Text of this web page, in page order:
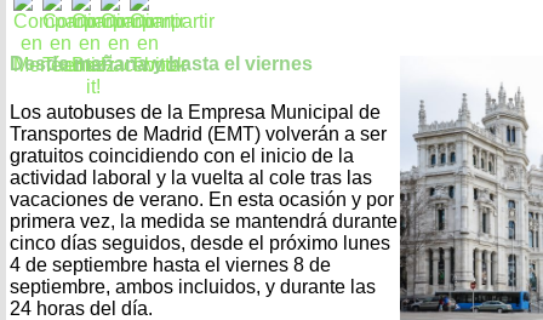
Desde mañana y hasta el viernes
Los autobuses de la Empresa Municipal de
Transportes de Madrid (EMT) volverán a ser
gratuitos coincidiendo con el inicio de la
actividad laboral y la vuelta al cole tras las
vacaciones de verano. En esta ocasión y por
primera vez, la medida se mantendrá durante
cinco días seguidos, desde el próximo lunes
4 de septiembre hasta el viernes 8 de
septiembre, ambos incluidos, y durante las
24 horas del día.